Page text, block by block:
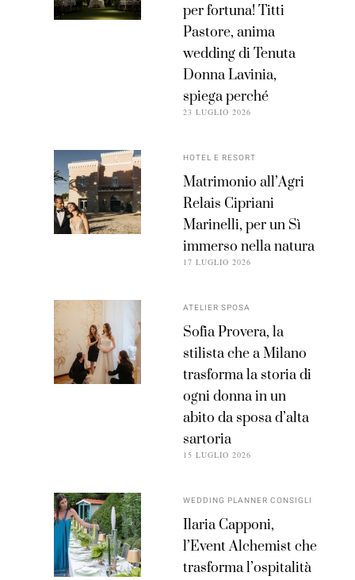
per fortuna! Titti
Pastore, anima
wedding di Tenuta
Donna Lavinia,
spiega perché
23 LUGLIO 2026
HOTEL E RESORT
Matrimonio all’Agri
Relais Cipriani
Marinelli, per un Sì
immerso nella natura
17 LUGLIO 2026
ATELIER SPOSA
Sofia Provera, la
stilista che a Milano
trasforma la storia di
ogni donna in un
abito da sposa d’alta
sartoria
15 LUGLIO 2026
WEDDING PLANNER CONSIGLI
Ilaria Capponi,
l’Event Alchemist che
trasforma l’ospitalità